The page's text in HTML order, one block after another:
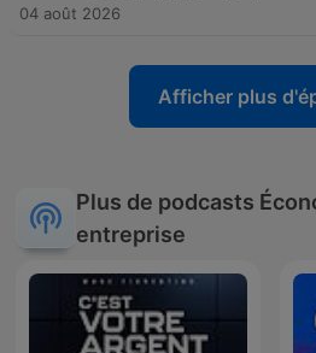
04 août 2026
Afficher plus
Plus de podcasts
entreprise